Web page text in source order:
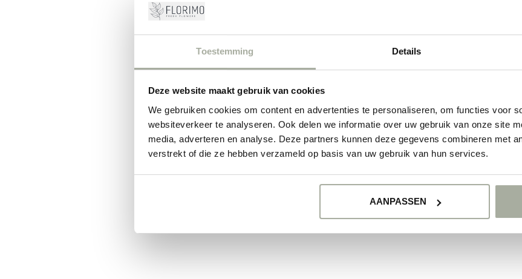
Toestemming Details
Deze website maakt gebruik van cookies
We gebruiken cookies om content en advertenties te personaliseren, om functies voor
websiteverkeer te analyseren. Ook delen we informatie over uw gebruik van onze site
media, adverteren en analyse. Deze partners kunnen deze gegevens combineren met
verstrekt of die ze hebben verzameld op basis van uw gebruik van hun services.
AANPASSEN